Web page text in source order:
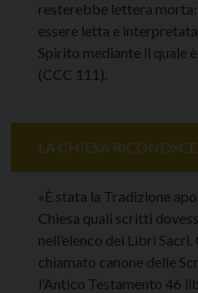
resterebbe lettera
essere letta e
Spirito mediante il quale
(CCC 111).
LA CHIESA
«È stata la Tradizione
Chiesa quali scritti
nell’elenco dei Libri
chiamato canone delle
l’Antico Testamento 46